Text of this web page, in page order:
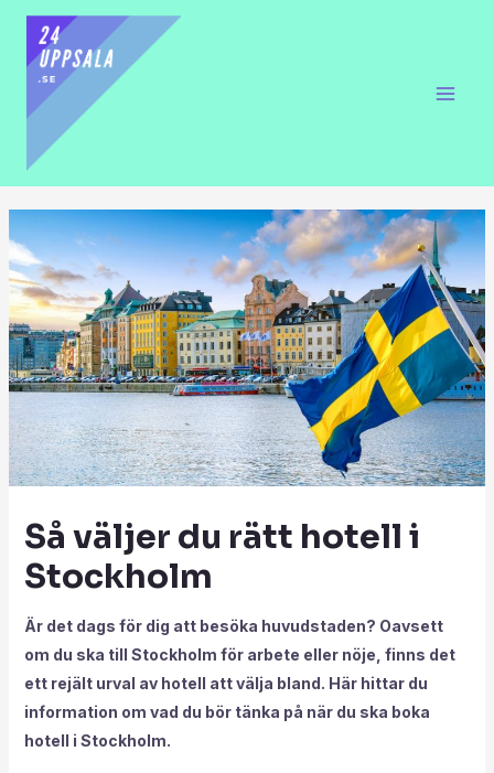
Så väljer du rätt hotell i
Stockholm
Är det dags för dig att besöka huvudstaden? Oavsett
om du ska till Stockholm för arbete eller nöje, finns det
ett rejält urval av hotell att välja bland. Här hittar du
information om vad du bör tänka på när du ska boka
hotell i Stockholm.